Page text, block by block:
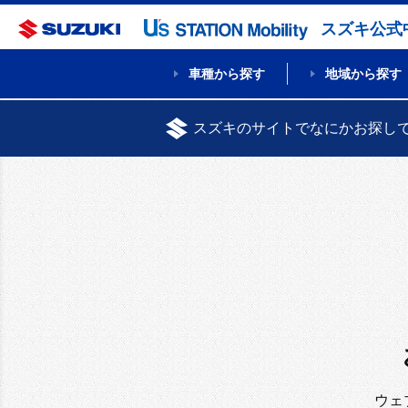
スズキ公式
車種から探す 地域から探す
スズキのサイトでなにかお探し
ウェ